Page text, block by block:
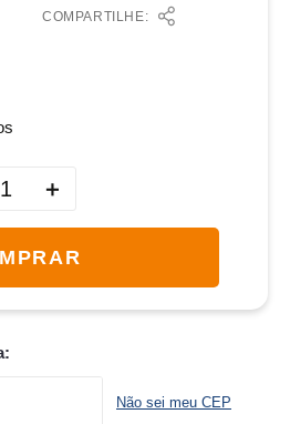
COMPARTILHE:
＋
Não sei meu CEP